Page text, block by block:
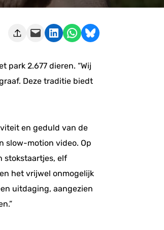
Deze pagina e-mailen Delen op LinkedIn Delen via WhatsApp Share on Bluesky
2.677 dieren. “Wij
Deze traditie biedt
en geduld van de
slow-motion video. Op
stokstaartjes, elf
het vrijwel onmogelijk
uitdaging, aangezien